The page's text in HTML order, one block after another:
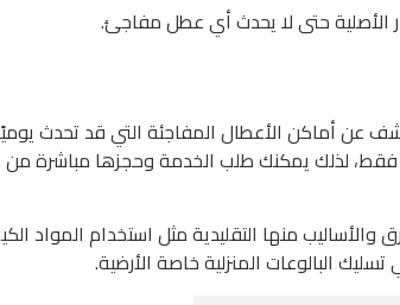
الأصلية حتى لا يحدث أي عطل مفاجئ.
عن أماكن الأعطال المفاجئة التي قد تحدث
لذلك يمكنك طلب الخدمة وحجزها مباشرة من
والأساليب منها التقليدية مثل استخدام المواد
البالوعات المنزلية خاصة الأرضية.